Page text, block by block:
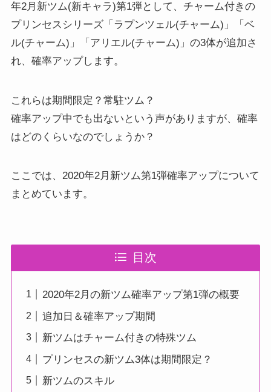
年2月新ツム(新キャラ)第1弾として、チャーム付きの
プリンセスシリーズ「ラプンツェル(チャーム)」「ベ
ル(チャーム)」「アリエル(チャーム)」の3体が追加さ
れ、確率アップします。
これらは期間限定？常駐ツム？
確率アップ中でも出ないという声がありますが、確率
はどのくらいなのでしょうか？
ここでは、2020年2月新ツム第1弾確率アップについて
まとめています。
目次
2020年2月の新ツム確率アップ第1弾の概要
追加日＆確率アップ期間
新ツムはチャーム付きの特殊ツム
プリンセスの新ツム3体は期間限定？
新ツムのスキル